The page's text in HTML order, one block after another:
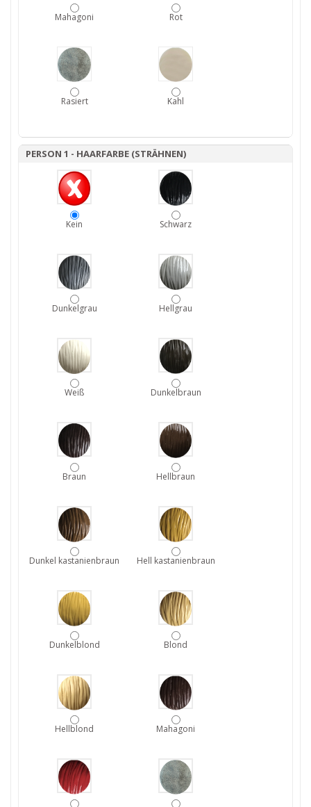
Mahagoni Rot
Rasiert Kahl
PERSON 1 - HAARFARBE (STRÄHNEN)
Kein Schwarz
Dunkelgrau Hellgrau
Weiß Dunkelbraun
Braun Hellbraun
Dunkel kastanienbraun Hell kastanienbraun
Dunkelblond Blond
Hellblond Mahagoni